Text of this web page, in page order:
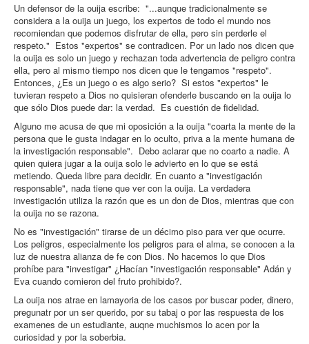
Un defensor de la ouija escribe: "...aunque tradicionalmente se
considera a la ouija un juego, los expertos de todo el mundo nos
recomiendan que podemos disfrutar de ella, pero sin perderle el
respeto." Estos "expertos" se contradicen. Por un lado nos dicen que
la ouija es solo un juego y rechazan toda advertencia de peligro contra
ella, pero al mismo tiempo nos dicen que le tengamos "respeto".
Entonces, ¿Es un juego o es algo serio? Si estos "expertos" le
tuvieran respeto a Dios no quisieran ofenderle buscando en la ouija lo
que sólo Dios puede dar: la verdad. Es cuestión de fidelidad.
Alguno me acusa de que mi oposición a la ouija "coarta la mente de la
persona que le gusta indagar en lo oculto, priva a la mente humana de
la investigación responsable". Debo aclarar que no coarto a nadie. A
quien quiera jugar a la ouija solo le advierto en lo que se está
metiendo. Queda libre para decidir. En cuanto a "investigación
responsable", nada tiene que ver con la ouija. La verdadera
investigación utiliza la razón que es un don de Dios, mientras que con
la ouija no se razona.
No es "investigación" tirarse de un décimo piso para ver que ocurre.
Los peligros, especialmente los peligros para el alma, se conocen a la
luz de nuestra alianza de fe con Dios. No hacemos lo que Dios
prohíbe para "investigar" ¿Hacían "investigación responsable" Adán y
Eva cuando comieron del fruto prohibido?.
La ouija nos atrae en lamayoria de los casos por buscar poder, dinero,
pregunatr por un ser querido, por su tabaj o por las respuesta de los
examenes de un estudiante, auqne muchismos lo acen por la
curiosidad y por la soberbia.